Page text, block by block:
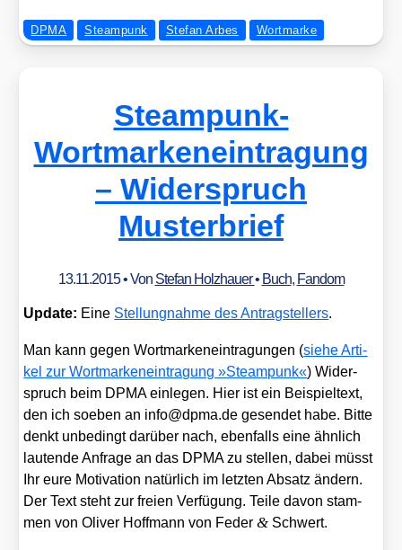
DPMA Steampunk Stefan Arbes Wortmarke
Steampunk-
Wortmarkeneintragung
– Widerspruch
Musterbrief
13.11.2015• Von Stefan Holzhauer• Buch, Fandom
Update: Eine Stel­lung­nah­me des Antrag­stel­lers.
Man kann gegen Wort­mar­ken­ein­tra­gun­gen (sie­he Arti­
kel zur Wort­mar­ken­ein­tra­gung »Steam­punk«) Wider­
spruch beim DPMA ein­le­gen. Hier ist ein Bei­spiel­text,
den ich soeben an info@dpma.de gesen­det habe. Bit­te
denkt unbe­dingt dar­über nach, eben­falls eine ähn­lich
lau­ten­de Anfra­ge an das DPMA zu stel­len, dabei müsst
Ihr eure Moti­va­ti­on natür­lich im letz­ten Absatz ändern.
Der Text steht zur frei­en Ver­fü­gung. Tei­le davon stam­
men von Oli­ver Hoff­mann von Feder& Schwert.